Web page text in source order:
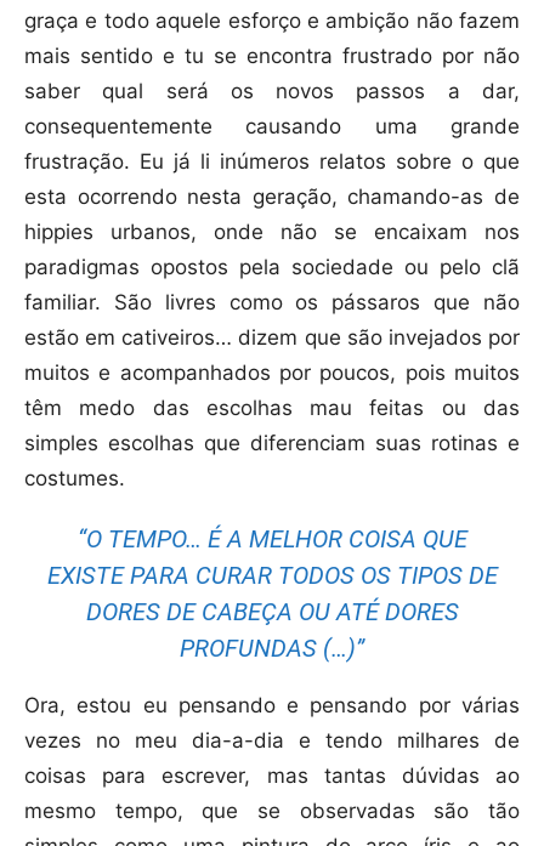
graça e todo aquele esforço e ambição não fazem
mais sentido e tu se encontra frustrado por não
saber qual será os novos passos a dar,
consequentemente causando uma grande
frustração. Eu já li inúmeros relatos sobre o que
esta ocorrendo nesta geração, chamando-as de
hippies urbanos, onde não se encaixam nos
paradigmas opostos pela sociedade ou pelo clã
familiar. São livres como os pássaros que não
estão em cativeiros… dizem que são invejados por
muitos e acompanhados por poucos, pois muitos
têm medo das escolhas mau feitas ou das
simples escolhas que diferenciam suas rotinas e
costumes.
“O TEMPO… É A MELHOR COISA QUE
EXISTE PARA CURAR TODOS OS TIPOS DE
DORES DE CABEÇA OU ATÉ DORES
PROFUNDAS (…)”
Ora, estou eu pensando e pensando por várias
vezes no meu dia-a-dia e tendo milhares de
coisas para escrever, mas tantas dúvidas ao
mesmo tempo, que se observadas são tão